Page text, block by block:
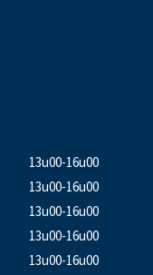
13u00-16u00
13u00-16u00
13u00-16u00
13u00-16u00
13u00-16u00